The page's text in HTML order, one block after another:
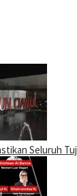
Seluruh